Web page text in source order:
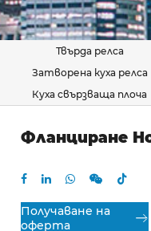
Твърда релса
Затворена куха релса
Куха свързваща плоча
Фланциране

Получаване на
оферта
